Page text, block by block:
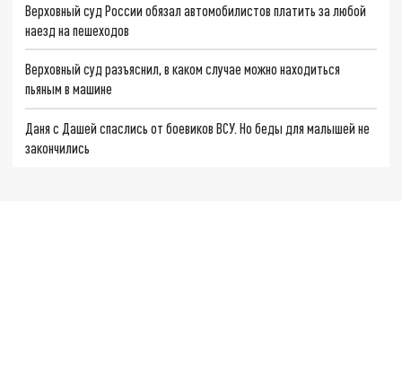
Верховный суд России обязал автомобилистов платить за любой
наезд на пешеходов
Верховный суд разъяснил, в каком случае можно находиться
пьяным в машине
Даня с Дашей спаслись от боевиков ВСУ. Но беды для малышей не
закончились